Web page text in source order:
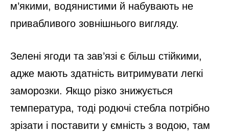
м’якими, водянистими й набувають не
привабливого зовнішнього вигляду.
Зелені ягоди та зав’язі є більш стійкими,
адже мають здатність витримувати легкі
заморозки. Якщо різко знижується
температура, тоді родючі стебла потрібно
зрізати і поставити у ємність з водою, там